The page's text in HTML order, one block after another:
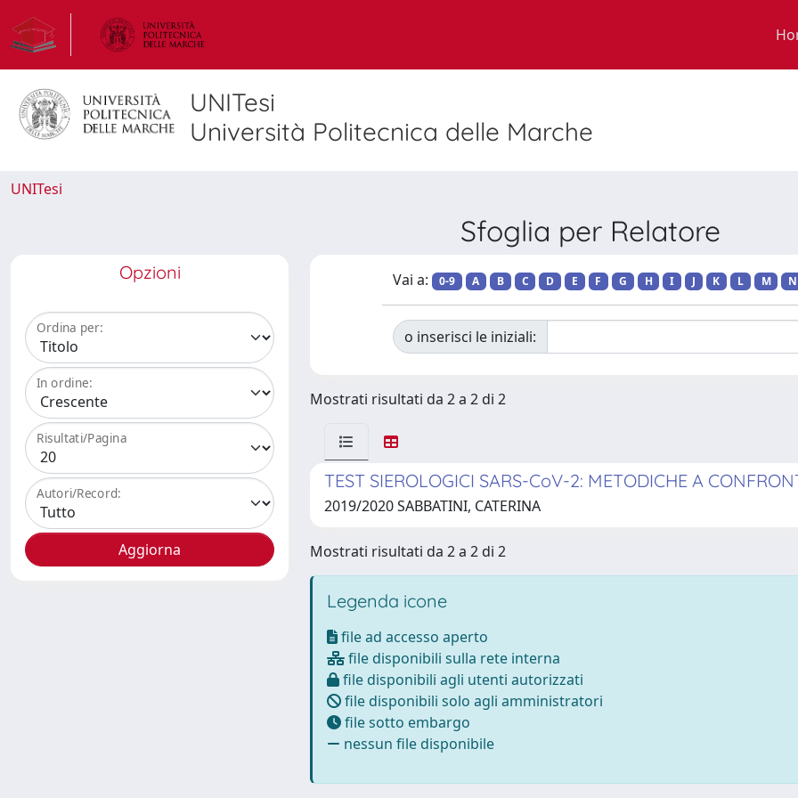
UNITesi
Università Politecnica delle Marche
UNITesi
Sfoglia per Relatore
Opzioni
Ordina per:
In ordine:
Risultati/Pagina
Autori/Record:
Vai a: 0-9 A B C D E F G H I J K L M N
o inserisci le iniziali:
Mostrati risultati da 2 a 2 di 2
TEST SIEROLOGICI SARS-CoV-2: METODICHE A
2019/2020 SABBATINI, CATERINA
Mostrati risultati da 2 a 2 di 2
Legenda icone
file ad accesso aperto
file disponibili sulla rete interna
file disponibili agli utenti autorizzati
file disponibili solo agli amministratori
file sotto embargo
nessun file disponibile